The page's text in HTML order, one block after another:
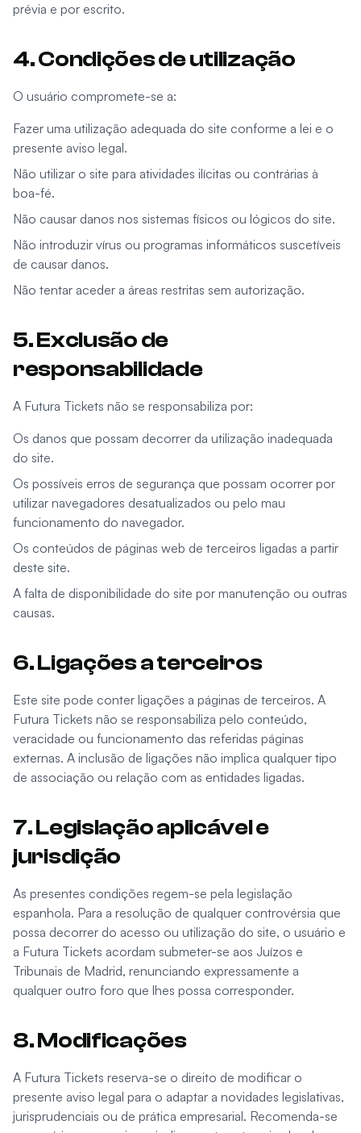
prévia e por escrito.
4. Condições de utilização
O usuário compromete-se a:
Fazer uma utilização adequada do site conforme a lei e o
presente aviso legal.
Não utilizar o site para atividades ilícitas ou contrárias à
boa-fé.
Não causar danos nos sistemas físicos ou lógicos do site.
Não introduzir vírus ou programas informáticos suscetíveis
de causar danos.
Não tentar aceder a áreas restritas sem autorização.
5. Exclusão de
responsabilidade
A Futura Tickets não se responsabiliza por:
Os danos que possam decorrer da utilização inadequada
do site.
Os possíveis erros de segurança que possam ocorrer por
utilizar navegadores desatualizados ou pelo mau
funcionamento do navegador.
Os conteúdos de páginas web de terceiros ligadas a partir
deste site.
A falta de disponibilidade do site por manutenção ou outras
causas.
6. Ligações a terceiros
Este site pode conter ligações a páginas de terceiros. A
Futura Tickets não se responsabiliza pelo conteúdo,
veracidade ou funcionamento das referidas páginas
externas. A inclusão de ligações não implica qualquer tipo
de associação ou relação com as entidades ligadas.
7. Legislação aplicável e
jurisdição
As presentes condições regem-se pela legislação
espanhola. Para a resolução de qualquer controvérsia que
possa decorrer do acesso ou utilização do site, o usuário e
a Futura Tickets acordam submeter-se aos Juízos e
Tribunais de Madrid, renunciando expressamente a
qualquer outro foro que lhes possa corresponder.
8. Modificações
A Futura Tickets reserva-se o direito de modificar o
presente aviso legal para o adaptar a novidades legislativas,
jurisprudenciais ou de prática empresarial. Recomenda-se